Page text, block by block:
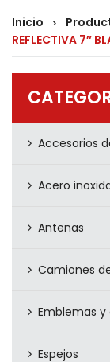
INICIO
QUIENES
Inicio >
REFLECTIVA 7″
Accesorios
Acero
Antenas
Camiones
Emblemas y
Espejos